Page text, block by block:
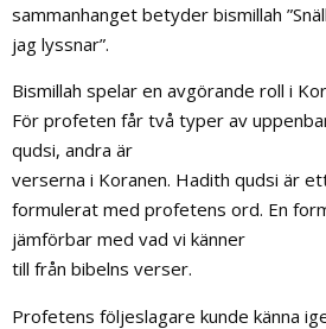
sammanhanget betyder bismillah
jag lyssnar”.
Bismillah spelar en avgörande roll i
För profeten får två typer av
qudsi, andra är
verserna i Koranen. Hadith qudsi är
formulerat med profetens ord. En
jämförbar med vad vi känner
till från bibelns verser.
Profetens följeslagare kunde känna